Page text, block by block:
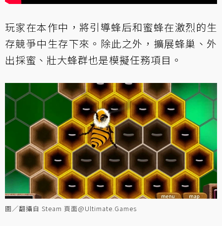
玩家在本作中，將引導蜂后和蜜蜂在激烈的生
存競爭中生存下來。除此之外，擴展蜂巢、外
出採蜜、壯大蜂群也是模擬任務項目。
圖／翻攝自 Steam 頁面@Ultimate.Games